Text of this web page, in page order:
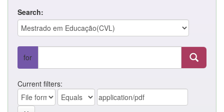
Search:
for
Current filters: